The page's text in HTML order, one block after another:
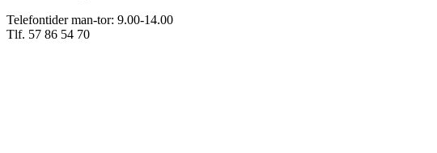
Telefontider man-tor: 9.00-14.00
Tlf. 57 86 54 70